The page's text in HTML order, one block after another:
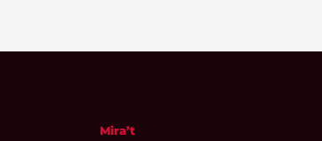
Mira’t